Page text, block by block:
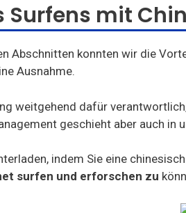
Surfens mit
Abschnitten konnten wir die
Ausnahme.
weitgehend dafür
geschieht aber auch in
indem Sie eine
surfen und erforschen zu